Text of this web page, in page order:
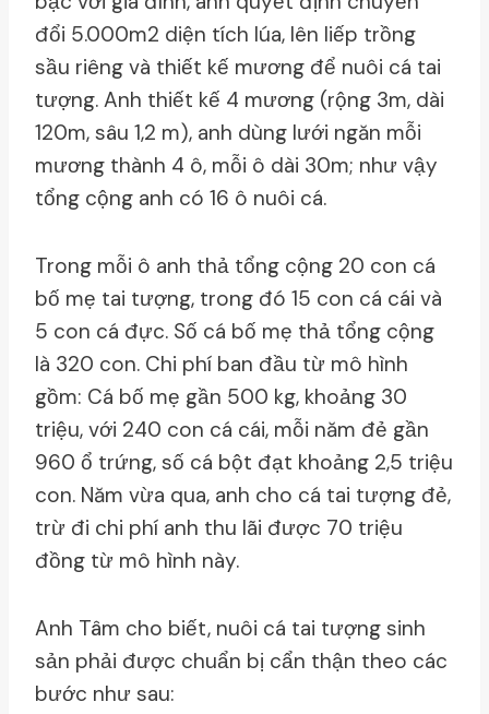
đổi 5.000m2 diện tích lúa, lên liếp trồng
sầu riêng và thiết kế mương để nuôi cá tai
tượng. Anh thiết kế 4 mương (rộng 3m, dài
120m, sâu 1,2 m), anh dùng lưới ngăn mỗi
mương thành 4 ô, mỗi ô dài 30m; như vậy
tổng cộng anh có 16 ô nuôi cá.
Trong mỗi ô anh thả tổng cộng 20 con cá
bố mẹ tai tượng, trong đó 15 con cá cái và
5 con cá đực. Số cá bố mẹ thả tổng cộng
là 320 con. Chi phí ban đầu từ mô hình
gồm: Cá bố mẹ gần 500 kg, khoảng 30
triệu, với 240 con cá cái, mỗi năm đẻ gần
960 ổ trứng, số cá bột đạt khoảng 2,5 triệu
con. Năm vừa qua, anh cho cá tai tượng đẻ,
trừ đi chi phí anh thu lãi được 70 triệu
đồng từ mô hình này.
Anh Tâm cho biết, nuôi cá tai tượng sinh
sản phải được chuẩn bị cẩn thận theo các
bước như sau: